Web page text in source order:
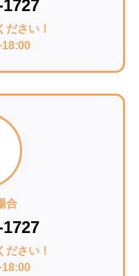
ださい！
合
ださい！